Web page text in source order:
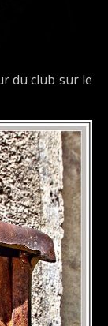
du club sur le